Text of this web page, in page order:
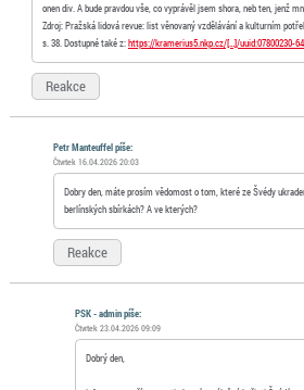
onen div. A bude pravdou vše, co vyprávěl jsem shora, neb ten, jenž
Zdroj: Pražská lidová revue: list věnovaný vzdělávání a kulturním
s. 38. Dostupné také z:https://kramerius5.nkp.cz/[…]/uuid:07800230-
Reakce
Petr Manteuffel píše:
Čtvrtek 16.04.2026 20:03
Dobry den, máte prosím vědomost o tom, které ze Švédy
berlínských sbírkách? A ve kterých?
Reakce
PSK - admin píše:
Čtvrtek 23.04.2026 09:09
Dobrý den,